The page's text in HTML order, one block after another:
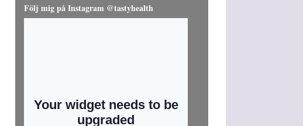
Följ mig på Instagram @tastyhealth